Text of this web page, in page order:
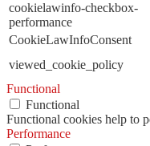
cookielawinfo-checkbox-
performance
CookieLawInfoConsent
viewed_cookie_policy
Functional
Functional
Functional cookies help to
Performance